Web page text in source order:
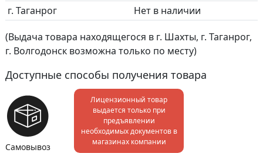
г. Таганрог
Нет в наличии
(Выдача товара находящегося в г. Шахты, г. Таганрог,
г. Волгодонск возможна только по месту)
Доступные способы получения товара
Самовывоз
Лицензионный товар
выдается только при
предъявлении
необходимых документов в
магазинах компании